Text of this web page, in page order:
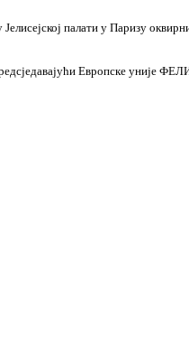
палати у Паризу оквирни
Европске уније